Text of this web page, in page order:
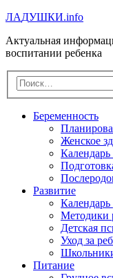
ЛАДУШКИ.info
Актуальная
воспитании ребенка
Беременность
Женское
Календарь
Развитие
Календарь
Методики
Детская
Уход за
Питание